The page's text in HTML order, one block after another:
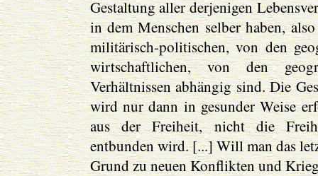
Gestaltung aller derjenigen
in dem Menschen selber haben,
militärisch-politischen, von den
wirtschaftlichen, von den
Verhältnissen abhängig sind. Die
wird nur dann in gesunder Weise
aus der Freiheit, nicht die
entbunden wird. [...] Will man das
Grund zu neuen Konflikten und